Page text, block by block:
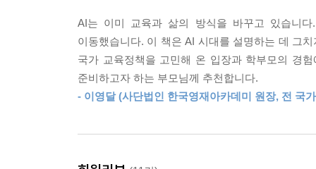
교육으로 돌아가야 합니다. 독서 교육은 책을 많
서 교육은 더 이상 지식을 쌓는 데 머무르면 안 됩
생각하는가’를 묻게 될 것입니다. 따라서 독서는
--- 「5장 AI 시대 경쟁력의 핵심은 ‘독서’」 중에서
* 미래 기술 산업 - AI 기술을 직접 개발하는 산업
* 산업 융합 산업 - 기술과 기존 산업이 결합 산업
* 인간 중심 산업 - 인간의 감성과 창의성 기반 영역
* 사회 시스템 산업 - 기술과 사회 관계 질서를 만드
AI는 이미 교육과 삶의 방식을 바꾸고 있습니다
이동했습니다. 이 책은 AI 시대를 설명하는 데 그
국가 교육정책을 고민해 온 입장과 학부모의 경
준비하고자 하는 부모님께 추천합니다.
- 이영달 (사단법인 한국영재아카데미 원장, 전 국